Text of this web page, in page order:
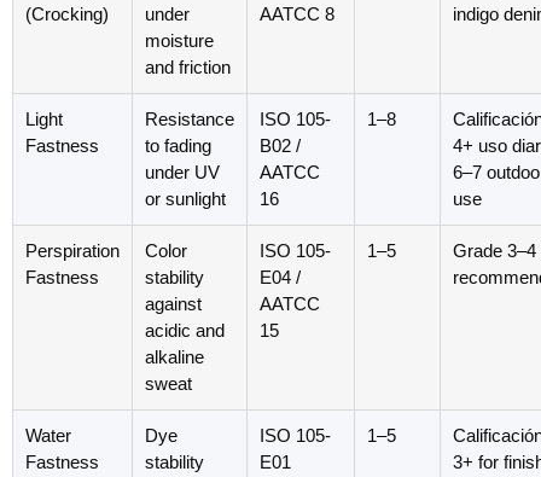
(Crocking)
under
moisture
and friction
AATCC 8
indigo
Light
Fastness
Resistance
to fading
under UV
or sunlight
ISO 105-
B02 /
AATCC
16
1–8
4+ uso
6–7
use
Perspiration
Fastness
Color
stability
against
acidic and
alkaline
sweat
ISO 105-
E04 /
AATCC
15
1–5
Grade 3–4
Water
Fastness
Dye
stability
ISO 105-
E01
1–5
3+ for